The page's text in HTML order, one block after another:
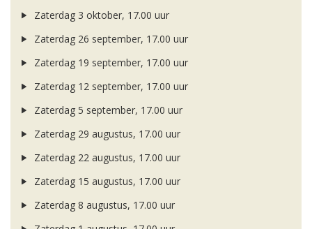
Zaterdag 3 oktober, 17.00 uur
Zaterdag 26 september, 17.00 uur
Zaterdag 19 september, 17.00 uur
Zaterdag 12 september, 17.00 uur
Zaterdag 5 september, 17.00 uur
Zaterdag 29 augustus, 17.00 uur
Zaterdag 22 augustus, 17.00 uur
Zaterdag 15 augustus, 17.00 uur
Zaterdag 8 augustus, 17.00 uur